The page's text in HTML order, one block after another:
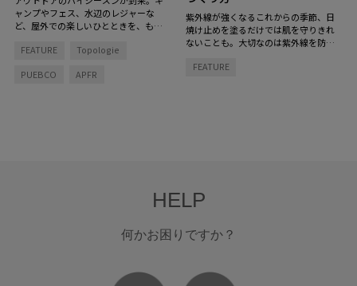
ャンプやフェス、水辺のレジャーな
ど、屋外での楽しいひとときを、もっ
えました。 とっておきのアイテムを持
を！
FEATURE Topologie
PUEBCO APFR
紫外線が強くなるこれからの季節、日
焼け止めを塗るだけでは肌を守りきれ
ないことも。大切なのは紫外線を防ぐ
ョンを整えること。
FEATURE
HELP
何かお困りですか？